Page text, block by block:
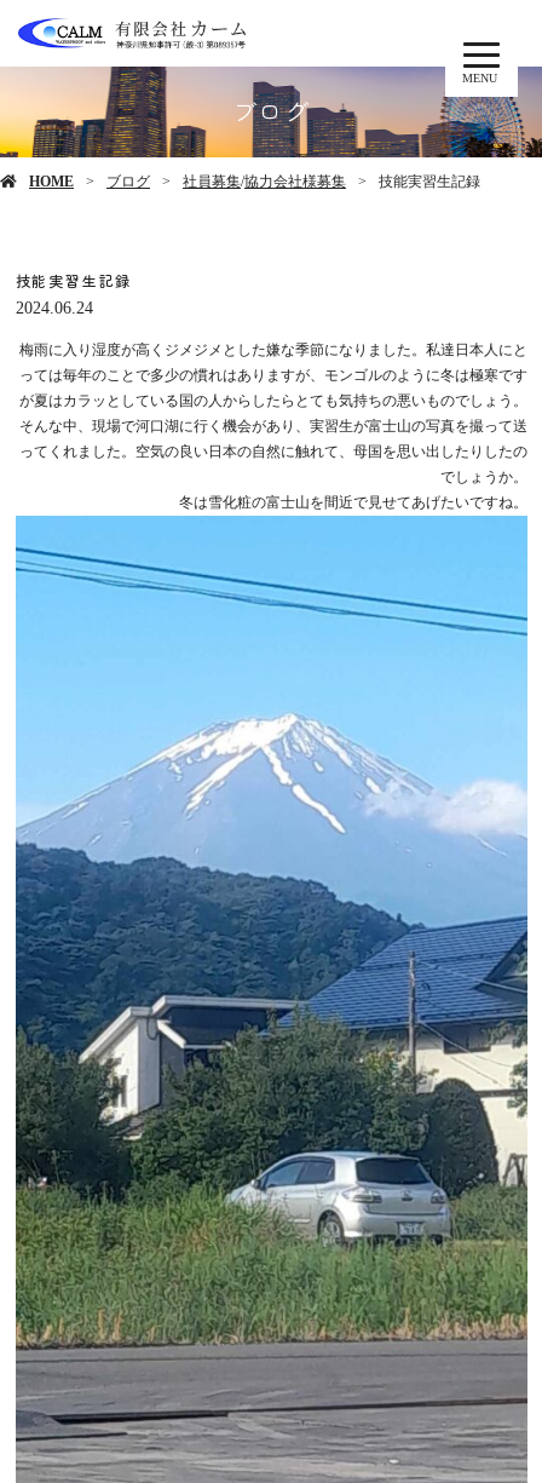
MENU
ブログ
HOME ブログ 社員募集/協力会社様募集 技能実習生記録
技能実習生記録
2024.06.24
梅雨に入り湿度が高くジメジメとした嫌な季節になりました。私達日本人にと
っては毎年のことで多少の慣れはありますが、モンゴルのように冬は極寒です
が夏はカラッとしている国の人からしたらとても気持ちの悪いものでしょう。
そんな中、現場で河口湖に行く機会があり、実習生が富士山の写真を撮って送
ってくれました。空気の良い日本の自然に触れて、母国を思い出したりしたの
でしょうか。
冬は雪化粧の富士山を間近で見せてあげたいですね。